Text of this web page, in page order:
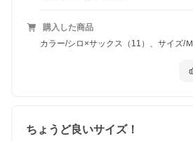
購入した商品
カラー/シロ×サックス（11）、サイズ/Ｍ
ちょうど良いサイズ！